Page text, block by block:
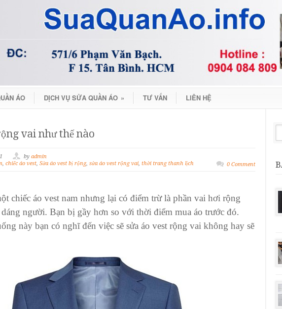
ÁO DỊCH VỤ SỬA QUẦN ÁO » TƯ VẤN LIÊN HỆ
vai như thế nào
by admin
, chiếc áo vest, Sửa áo vest bị rộng, sửa áo vest rộng vai, thời trang thanh lịch 0 Comment
chiếc áo vest nam nhưng lại có điểm trừ là phần vai hơi rộng
người. Bạn bị gầy hơn so với thời điểm mua áo trước đó.
này bạn có nghĩ đến việc sẽ sửa áo vest rộng vai không hay sẽ